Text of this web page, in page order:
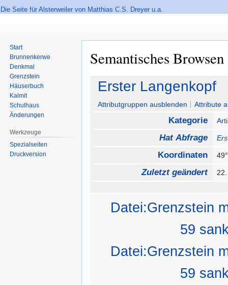
Die Seite für Alsterweiler von Matthias C.S. Dreyer u.a.
Semantisches Browsen
Zur
Navigation
springen
Zur
Suche
springen
Erster Langenkopf
Attributgruppen ausblenden Attribute
Kategorie
Hat Abfrage
Koordinaten
Zuletzt geändert
Datei:Grenzstein
59
Datei:Grenzstein
59
Start
Brunnenkerwe
Denkmal
Grenzstein
Häuserbuch
Kalmit
Schulhaus
Änderungen
Werkzeuge
Spezialseiten
Druckversion